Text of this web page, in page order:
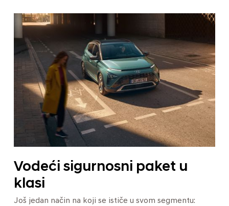
Vodeći sigurnosni paket u
klasi
Još jedan način na koji se ističe u svom segmentu: